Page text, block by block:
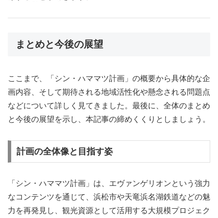
まとめと今後の展望
ここまで、「シン・ハママツ計画」の概要から具体的な企
画内容、そして期待される地域活性化や懸念される問題点
などについて詳しく見てきました。最後に、全体のまとめ
と今後の展望を示し、本記事の締めくくりとしましょう。
計画の全体像と目指す姿
「シン・ハママツ計画」は、エヴァンゲリオンという強力
なコンテンツを通じて、浜松市や天竜浜名湖鉄道などの魅
力を再発見し、観光資源として活用する大規模プロジェク